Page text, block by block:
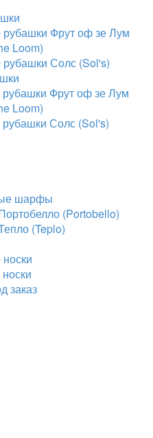
Фрут оф зе Лум
Loom)
Солс (Sol's)
Фрут оф зе Лум
Loom)
Солс (Sol's)
шарфы
(Portobello)
(Teplo)
заказ